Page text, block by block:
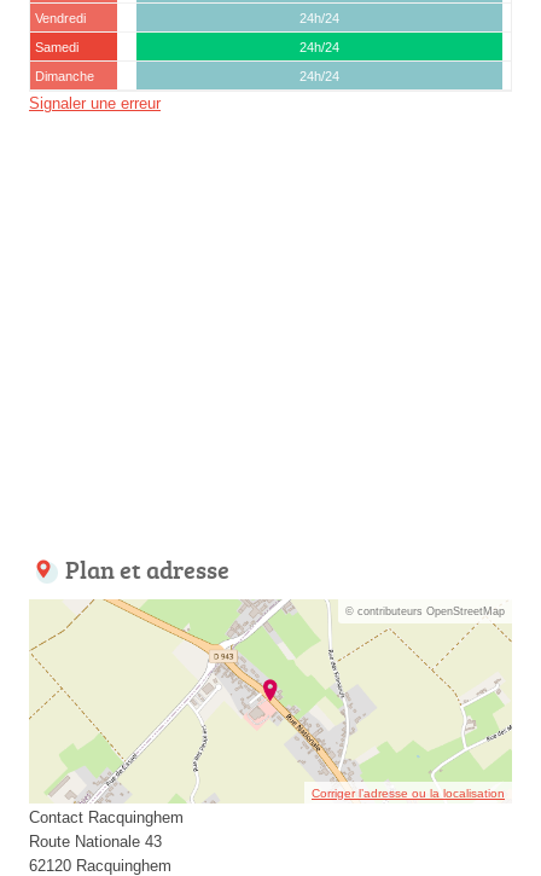
Vendredi
24h/24
Samedi
24h/24
Dimanche
24h/24
Signaler une erreur
Plan et adresse
© contributeurs OpenStreetMap
Corriger l’adresse ou la localisation
Contact Racquinghem
Route Nationale 43
62120 Racquinghem